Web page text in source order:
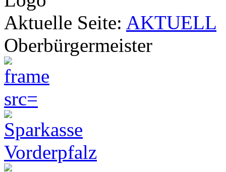
Aktuelle Seite: AKTUELL
Oberbürgermeister